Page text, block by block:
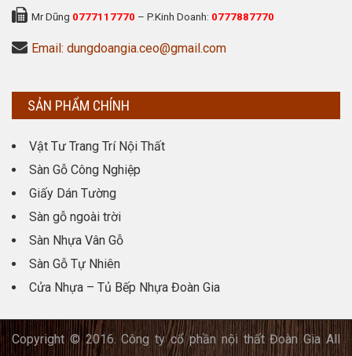
Mr Dũng 0777117770 – P.Kinh Doanh: 0777887770
Email: dungdoangia.ceo@gmail.com
SẢN PHẨM CHÍNH
Vật Tư Trang Trí Nội Thất
Sàn Gỗ Công Nghiệp
Giấy Dán Tường
Sàn gỗ ngoài trời
Sàn Nhựa Vân Gỗ
Sàn Gỗ Tự Nhiên
Cửa Nhựa – Tủ Bếp Nhựa Đoàn Gia
Copyright © 2016. Công ty cổ phần nội thất Đoàn Gia All